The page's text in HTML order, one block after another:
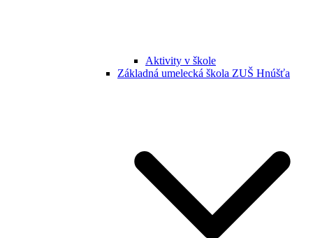
Aktivity v škole
Základná umelecká škola ZUŠ Hnúšťa